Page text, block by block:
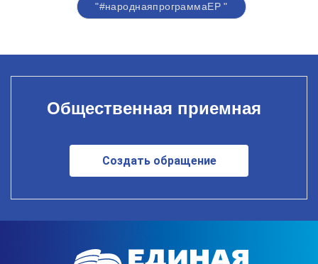
"#народнаяпрограммаЕР "
Общественная приемная
Создать обращение